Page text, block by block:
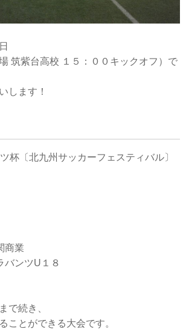
筑紫台高校 １５：００キックオフ）で
します！
杯〔北九州サッカーフェスティバル〕
商業
バンツU１８
で続き、
ことができる大会です。